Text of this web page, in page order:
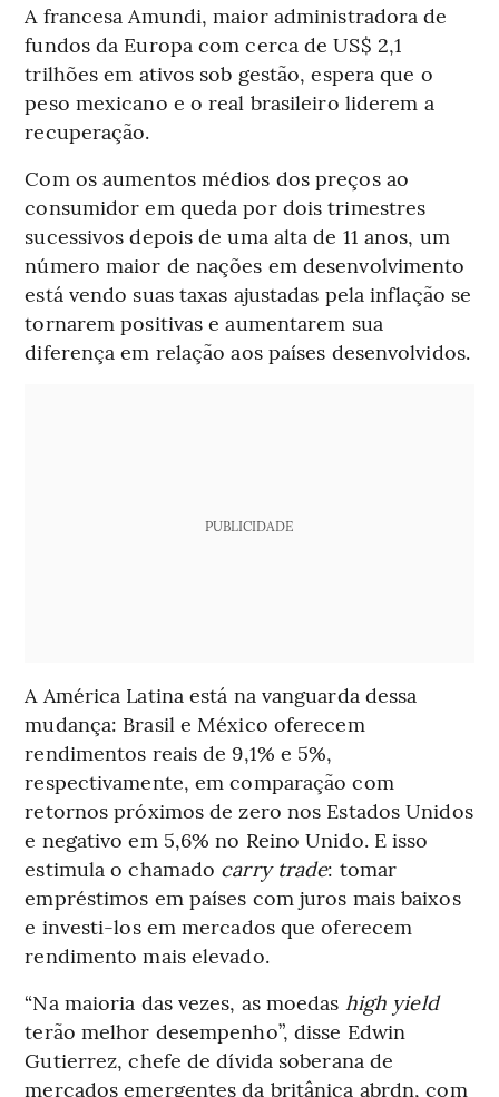
A francesa Amundi, maior administradora de
fundos da Europa com cerca de US$ 2,1
trilhões em ativos sob gestão, espera que o
peso mexicano e o real brasileiro liderem a
recuperação.
Com os aumentos médios dos preços ao
consumidor em queda por dois trimestres
sucessivos depois de uma alta de 11 anos, um
número maior de nações em desenvolvimento
está vendo suas taxas ajustadas pela inflação se
tornarem positivas e aumentarem sua
diferença em relação aos países desenvolvidos.
PUBLICIDADE
A América Latina está na vanguarda dessa
mudança: Brasil e México oferecem
rendimentos reais de 9,1% e 5%,
respectivamente, em comparação com
retornos próximos de zero nos Estados Unidos
e negativo em 5,6% no Reino Unido. E isso
estimula o chamado carry trade: tomar
empréstimos em países com juros mais baixos
e investi-los em mercados que oferecem
rendimento mais elevado.
“Na maioria das vezes, as moedas high yield
terão melhor desempenho”, disse Edwin
Gutierrez, chefe de dívida soberana de
mercados emergentes da britânica abrdn, com